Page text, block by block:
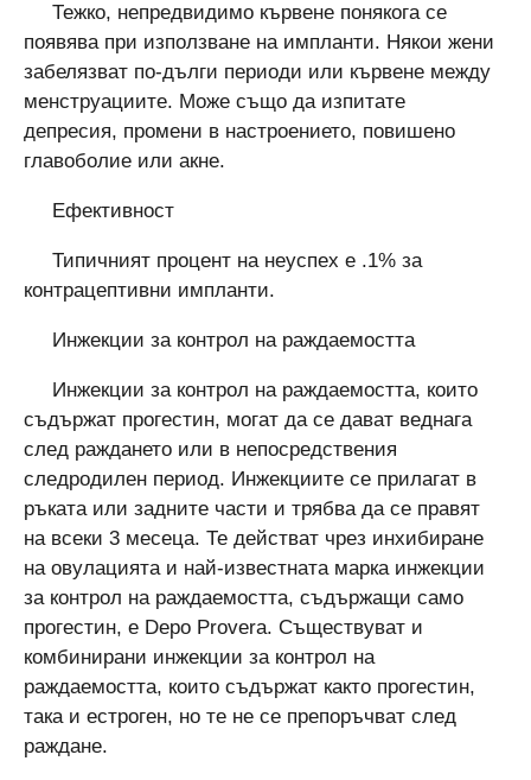
Тежко, непредвидимо кървене понякога се
появява при използване на импланти. Някои жени
забелязват по-дълги периоди или кървене между
менструациите. Може също да изпитате
депресия, промени в настроението, повишено
главоболие или акне.
Ефективност
Типичният процент на неуспех е .1% за
контрацептивни импланти.
Инжекции за контрол на раждаемостта
Инжекции за контрол на раждаемостта, които
съдържат прогестин, могат да се дават веднага
след раждането или в непосредствения
следродилен период. Инжекциите се прилагат в
ръката или задните части и трябва да се правят
на всеки 3 месеца. Те действат чрез инхибиране
на овулацията и най-известната марка инжекции
за контрол на раждаемостта, съдържащи само
прогестин, е Depo Provera. Съществуват и
комбинирани инжекции за контрол на
раждаемостта, които съдържат както прогестин,
така и естроген, но те не се препоръчват след
раждане.